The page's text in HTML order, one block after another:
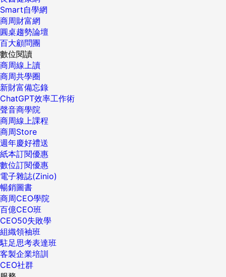
Smart自學網
商周財富網
圓桌趨勢論壇
百大顧問團
數位閱讀
商周線上讀
商周共學圈
新財富備忘錄
ChatGPT效率工作術
聲音商學院
商周線上課程
商周Store
週年慶好禮送
紙本訂閱優惠
數位訂閱優惠
電子雜誌(Zinio)
暢銷圖書
商周CEO學院
百億CEO班
CEO50失敗學
組織領袖班
駐足思考表達班
客製企業培訓
CEO社群